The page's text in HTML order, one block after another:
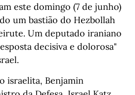
este domingo (7 de junho)
um bastião do Hezbollah
Um deputado iraniano
decisiva e dolorosa"
israelita, Benjamin